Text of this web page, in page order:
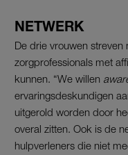
NETWERK
De drie vrouwen streven
zorgprofessionals met
kunnen. “We willen
ervaringsdeskundigen
uitgerold worden door
overal zitten. Ook is de
hulpverleners die niet